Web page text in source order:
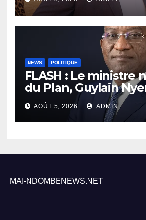
NEWS POLITIQUE
FLASH : Le ministre
du Plan, Guylain
arrivé ce mercredi à
AOÛT 5, 2026 ADMIN
MAI-NDOMBENEWS.NET